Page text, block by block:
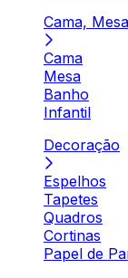
Cama,
Cama
Mesa
Banho
Infantil
Decoração
Espelhos
Tapetes
Quadros
Cortinas
Papel de